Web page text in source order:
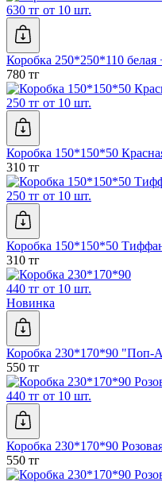
630 тг от 10 шт.
Коробка 250*250*110
780 тг
250 тг от 10 шт.
Коробка 150*150*50
310 тг
250 тг от 10 шт.
Коробка 150*150*50
310 тг
440 тг от 10 шт.
Новинка
Коробка 230*170*90 "Поп-
550 тг
440 тг от 10 шт.
Коробка 230*170*90
550 тг